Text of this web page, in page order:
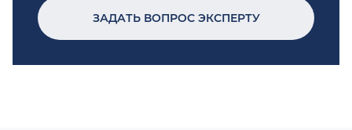
ЗАДАТЬ ВОПРОС ЭКСПЕРТУ